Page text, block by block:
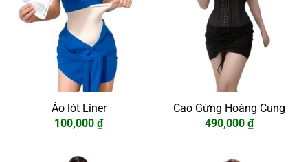
Áo lót Liner
100,000 ₫
Cao Gừng Hoàng Cung
490,000 ₫